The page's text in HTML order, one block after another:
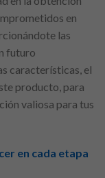
en
las
futuro
características, el
producto, para
valiosa para tus
en cada etapa